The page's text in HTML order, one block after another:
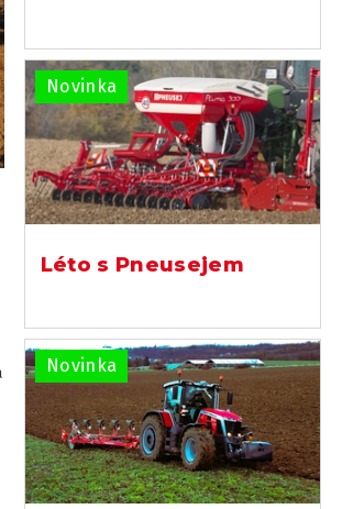
Novinka
Léto s Pneusejem
Novinka